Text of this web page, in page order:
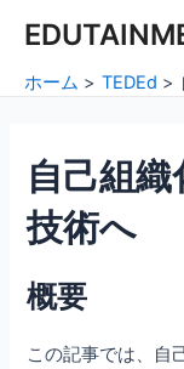
ホーム TEDEd
自己組
技術へ
概要
この記事では、自
navigation